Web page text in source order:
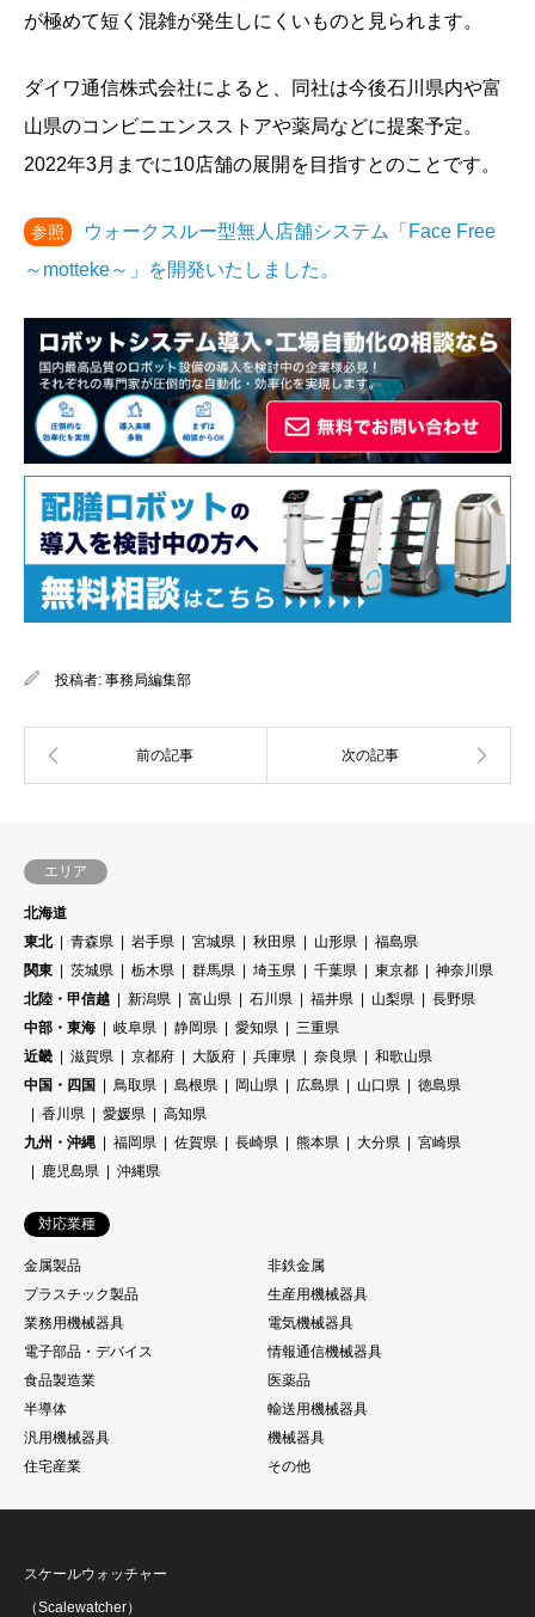
が極めて短く混雑が発生しにくいものと見られます。
ダイワ通信株式会社によると、同社は今後石川県内や富
山県のコンビニエンスストアや薬局などに提案予定。
2022年3月までに10店舗の展開を目指すとのことです。
参照
ウォークスルー型無人店舗システム「Face Free
～motteke～」を開発いたしました。
投稿者: 事務局編集部
エリア
北海道
東北
青森県 岩手県 宮城県 秋田県 山形県
福島県
関東
茨城県 栃木県 群馬県 埼玉県 千葉県 東京都
神奈川県
北陸・甲信越
新潟県 富山県 石川県 福井県 山梨県
長野県
中部・東海
岐阜県 静岡県 愛知県
三重県
近畿
滋賀県 京都府 大阪府 兵庫県 奈良県
和歌山県
中国・四国
鳥取県 島根県 岡山県 広島県 山口県
徳島県
香川県
愛媛県
高知県
九州・沖縄
福岡県 佐賀県 長崎県 熊本県 大分県
宮崎県
鹿児島県
沖縄県
対応業種
金属製品
非鉄金属
プラスチック製品
生産用機械器具
業務用機械器具
電気機械器具
電子部品・デバイス
情報通信機械器具
食品製造業
医薬品
半導体
輸送用機械器具
汎用機械器具
機械器具
住宅産業
その他
スケールウォッチャー
（Scalewatcher）